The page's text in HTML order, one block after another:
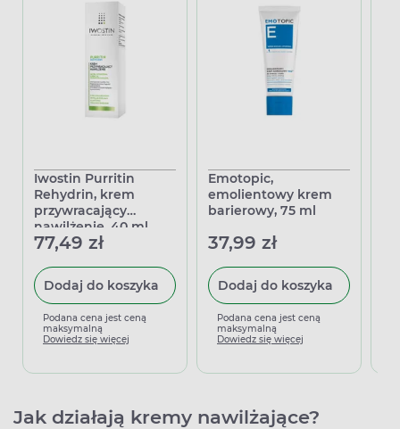
Iwostin Purritin
Rehydrin, krem
przywracający
nawilżenie, 40 ml
77,49 zł
Dodaj do koszyka
Podana cena jest ceną
maksymalną
Dowiedz się więcej
Emotopic,
emolientowy krem
barierowy, 75 ml
37,99 zł
Dodaj do koszyka
Podana cena jest ceną
maksymalną
Dowiedz się więcej
Jak działają kremy nawilżające?